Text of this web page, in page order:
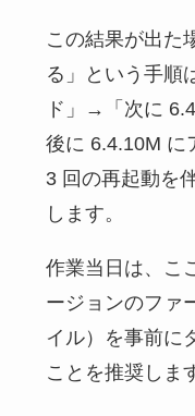
この結果が出た
る」という手順
ド」→「次に
後に 6.4.10M に
3 回の再起動を
します。
作業当日は、こ
ージョンのファ
イル）を事前に
ことを推奨しま